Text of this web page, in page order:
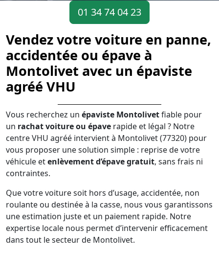
01 34 74 04 23
Vendez votre voiture en panne,
accidentée ou épave à
Montolivet avec un épaviste
agréé VHU
Vous recherchez un épaviste Montolivetfiable pour
un rachat voiture ou épave rapide et légal ? Notre
centre VHU agréé intervient à Montolivet (77320) pour
vous proposer une solution simple : reprise de votre
véhicule etenlèvement d’épave gratuit, sans frais ni
contraintes.
Que votre voiture soit hors d’usage, accidentée, non
roulante ou destinée à la casse, nous vous garantissons
une estimation juste et un paiement rapide. Notre
expertise locale nous permet d’intervenir efficacement
dans tout le secteur de Montolivet.